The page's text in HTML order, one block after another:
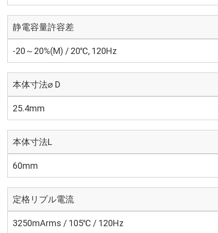
静電容量許容差
-20～20%(M) / 20℃, 120Hz
本体寸法⌀ D
25.4mm
本体寸法L
60mm
定格リプル電流
3250mArms / 105℃ / 120Hz